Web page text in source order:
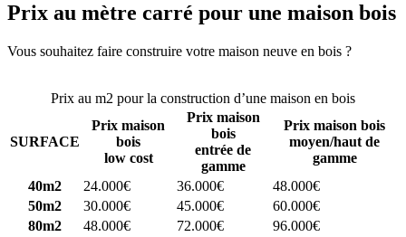
Prix au mètre carré pour une maison bois
Vous souhaitez faire construire votre maison neuve en bois ?
Prix au m2 pour la construction d’une maison en bois
SURFACE
Prix maison
bois
low cost
Prix maison
bois
entrée de
gamme
Prix maison bois
moyen/haut de
gamme
40m2
24.000€ 36.000€
48.000€
50m2
30.000€ 45.000€
60.000€
80m2
48.000€ 72.000€
96.000€